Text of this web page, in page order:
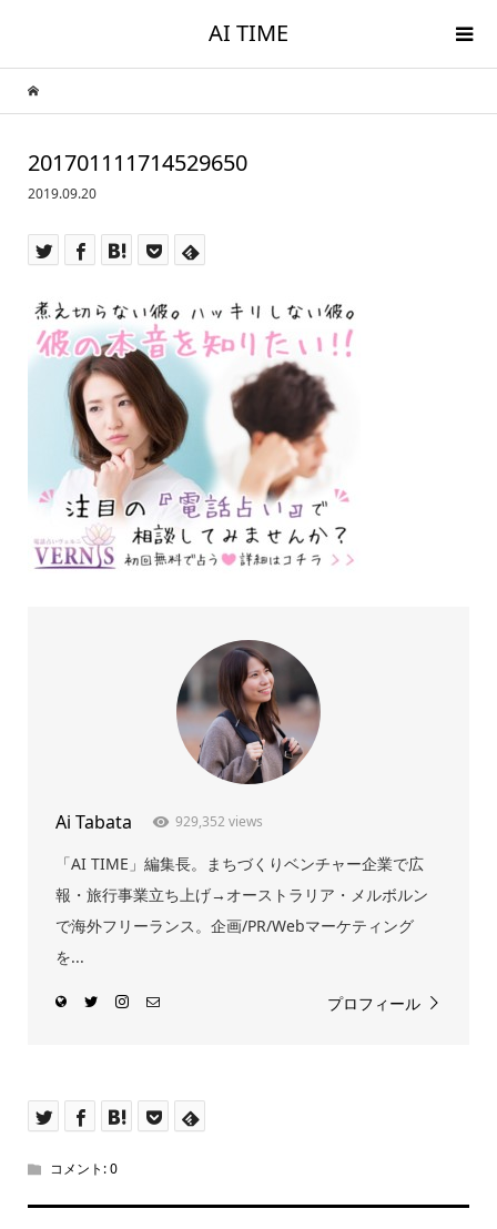
AI TIME
201701111714529650
2019.09.20
Ai Tabata 929,352 views
「AI TIME」編集長。まちづくりベンチャー企業で広
報・旅行事業立ち上げ→オーストラリア・メルボルン
で海外フリーランス。企画/PR/Webマーケティング
を...
プロフィール
コメント:0